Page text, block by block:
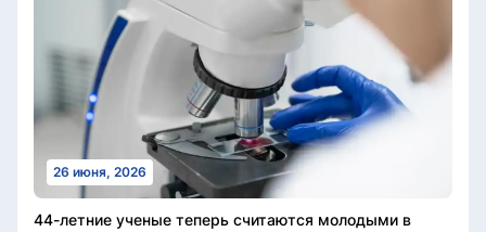
26 июня, 2026
44-летние ученые теперь считаются молодыми в